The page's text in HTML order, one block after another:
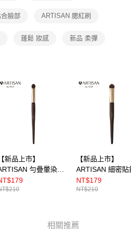
止該用戶之使用額度並採取法律行動。
臉部 ARTISAN 腮紅刷
蓬鬆 妝感 新品 柔彈
【新品上市】
勻疊暈染刷
by 1028
【新品上市】
ARTISAN 細密貼
刷 E41 by 1028
NT$179
NT$210
相關推薦